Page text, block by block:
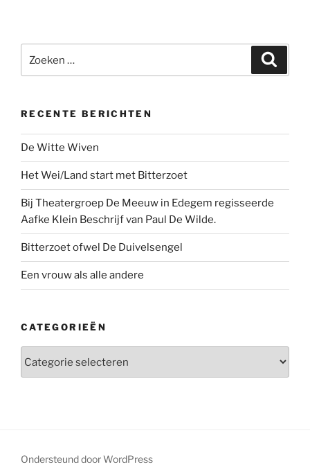
naar:
RECENTE BERICHTEN
De Witte Wiven
Het Wei/Land start met Bitterzoet
Bij Theatergroep De Meeuw in Edegem regisseerde
Aafke Klein Beschrijf van Paul De Wilde.
Bitterzoet ofwel De Duivelsengel
Een vrouw als alle andere
CATEGORIEËN
Ondersteund door WordPress